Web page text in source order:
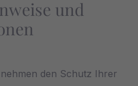
und
den Schutz Ihrer